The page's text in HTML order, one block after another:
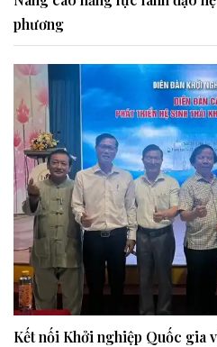
phương
Kết nối Khởi nghiệp Quốc gia